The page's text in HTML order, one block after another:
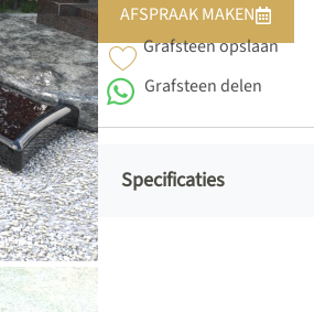
AFSPRAAK MAKEN
Grafsteen opslaan
Grafsteen delen
Specificaties